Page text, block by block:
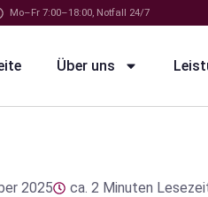
Mo–Fr 7:00–18:00, Notfall 24/7
Über uns
2025 ca. 2 Minuten